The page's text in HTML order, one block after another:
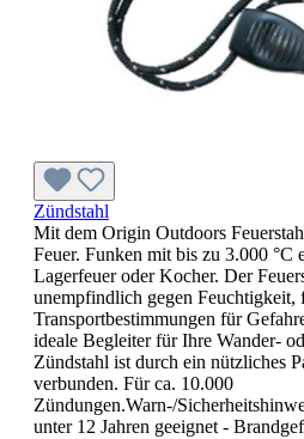
Zündstahl
Mit dem Origin Outdoors
Feuer. Funken mit bis zu 3.000 °C
Lagerfeuer oder Kocher. Der
unempfindlich gegen Feuchtigkeit,
Transportbestimmungen für
ideale Begleiter für Ihre Wander-
Zündstahl ist durch ein nützliches
verbunden. Für ca. 10.000
Zündungen.Warn-/
unter 12 Jahren geeignet -